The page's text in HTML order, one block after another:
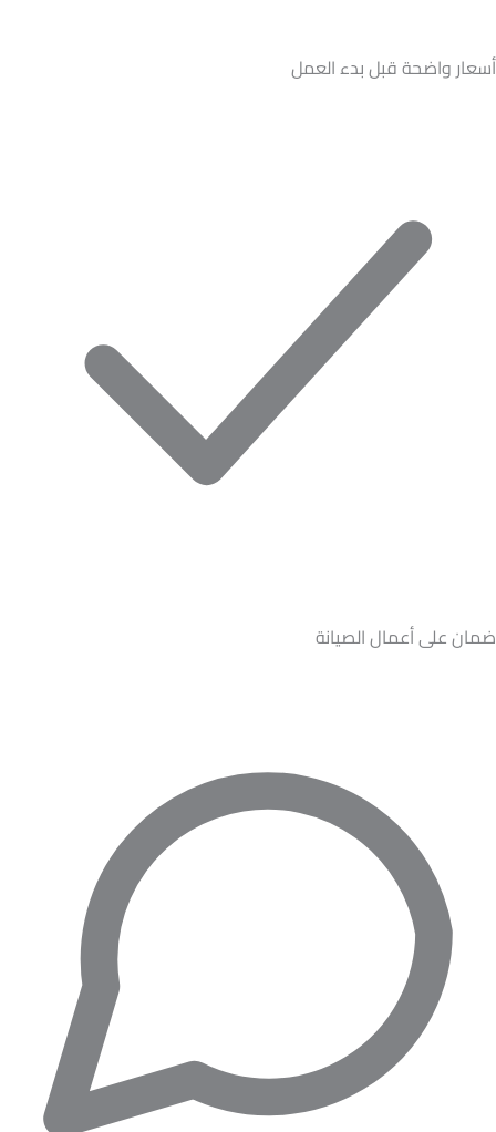
أسعار واضحة قبل بدء العمل
ضمان على أعمال الصيانة